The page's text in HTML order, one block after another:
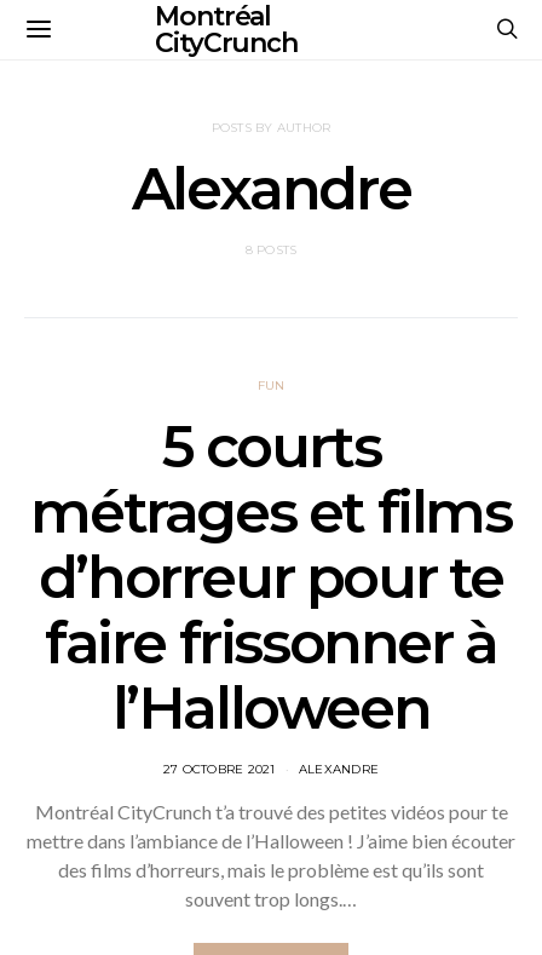
Montréal
CityCrunch
POSTS BY AUTHOR
Alexandre
8 POSTS
FUN
5 courts
métrages et films
d’horreur pour te
faire frissonner à
l’Halloween
27 OCTOBRE 2021 ALEXANDRE
Montréal CityCrunch t’a trouvé des petites vidéos pour te
mettre dans l’ambiance de l’Halloween ! J’aime bien écouter
des films d’horreurs, mais le problème est qu’ils sont
souvent trop longs.…